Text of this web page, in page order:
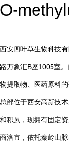
O-
西安四叶草生物科技
路万象汇B座1005室。
物提取物、医药原料
总部位于西安高新技
和积累，现拥有固定
商洛市，依托秦岭山